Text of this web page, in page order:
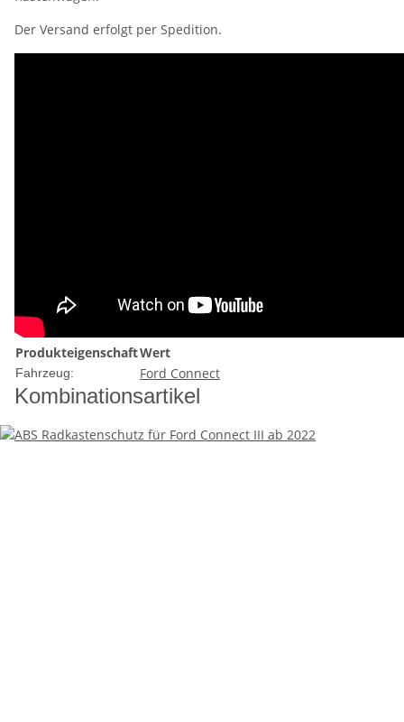
Der Versand erfolgt per Spedition.
ProdukteigenschaftWert
Fahrzeug: Ford Connect
Kombinationsartikel